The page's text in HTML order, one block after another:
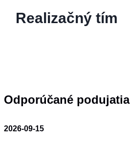
Realizačný tím
Odporúčané podujatia
2026-09-15